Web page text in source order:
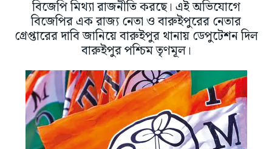
বিজেপি মিথ্যা রাজনীতি করছে। এই অভিযোগে
বিজেপির এক রাজ্য নেতা ও বারুইপুরের নেতার
গ্রেপ্তারের দাবি জানিয়ে বারুইপুর থানায় ডেপুটেশন দিল
বারুইপুর পশ্চিম তৃণমূল।